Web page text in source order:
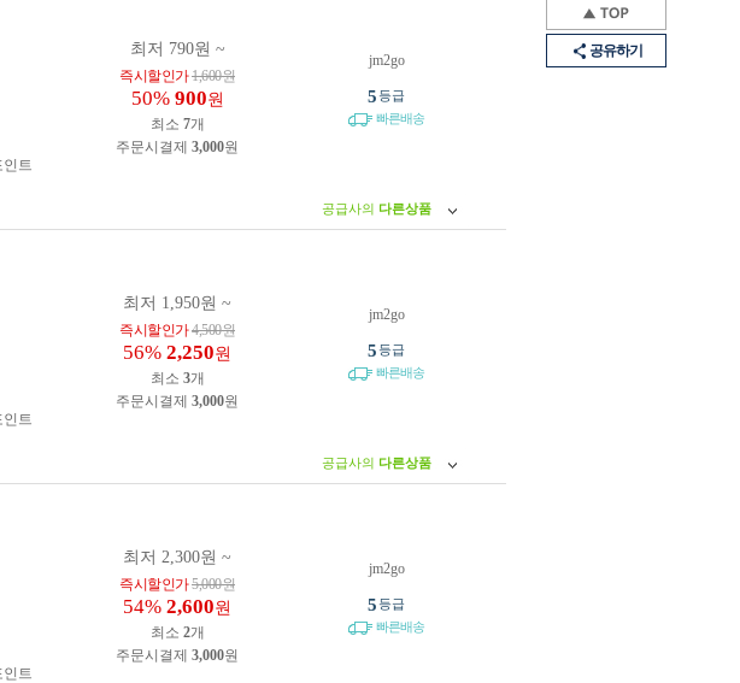
공유하기
최저 790원 ~
즉시할인가1,600원
50% 900원
최소 7개
주문시결제 3,000원
인트
jm2go
5등급
빠른배송
공급사의 다른상품
최저 1,950원 ~
즉시할인가4,500원
56% 2,250원
최소 3개
주문시결제 3,000원
인트
jm2go
5등급
빠른배송
공급사의 다른상품
최저 2,300원 ~
즉시할인가5,000원
54% 2,600원
최소 2개
주문시결제 3,000원
인트
jm2go
5등급
빠른배송